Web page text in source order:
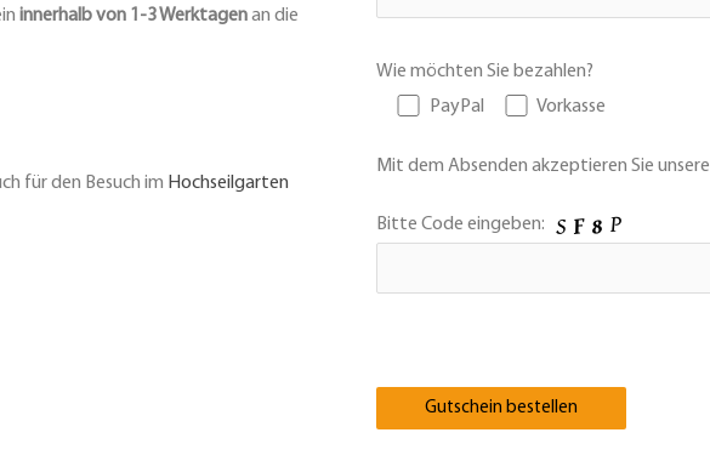
innerhalb von 1-3 Werktagenan die
für den Besuch im Hochseilgarten
Wie möchten Sie bezahlen?
PayPal
Vorkasse
Mit dem Absenden akzeptieren Sie unsere
Bitte Code eingeben: